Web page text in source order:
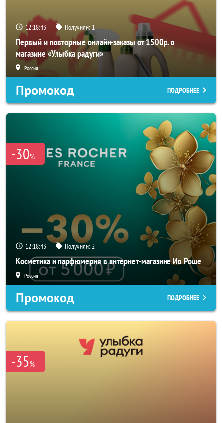
12:18:41 Получили:1
Первый и повторные онлайн-заказы от 1500р. в
магазине «Улыбка радуги»
Россия
Промокод ПОДРОБНЕЕ
-30%
12:18:41 Получили:2
Косметика и парфюмерия в интернет-магазине Ив Роше
Россия
Промокод ПОДРОБНЕЕ
-35%